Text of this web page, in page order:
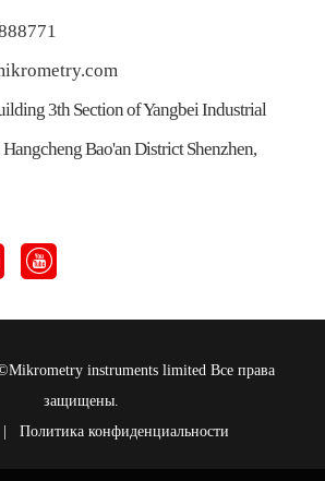
3th Section of Yangbei Industrial
Bao'an District Shenzhen,

Mikrometry instruments limited Все права
защищены.
Политика конфиденциальности